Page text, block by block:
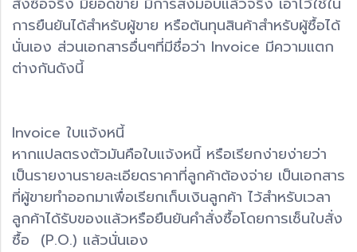
การยืนยันได้สำหรับผู้ขาย หรือต้นทุนสินค้าสำหรับผู้ซื้อได้
นั่นเอง ส่วนเอกสารอื่นๆที่มีชื่อว่า Invoice มีความแตก
ต่างกันดังนี้
Invoice ใบแจ้งหนี้
หากแปลตรงตัวมันคือใบแจ้งหนี้ หรือเรียกง่ายง่ายว่า
เป็นรายงานรายละเอียดราคาที่ลูกค้าต้องจ่าย เป็นเอกสาร
ที่ผู้ขายทำออกมาเพื่อเรียกเก็บเงินลูกค้า ไว้สำหรับเวลา
ลูกค้าได้รับของแล้วหรือยืนยันคำสั่งซื้อโดยการเซ็นใบสั่ง
ซื้อ (P.O.) แล้วนั่นเอง